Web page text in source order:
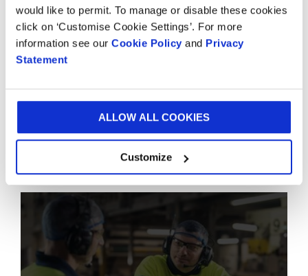
would like to permit. To manage or disable these cookies
click on ‘Customise Cookie Settings’. For more
information see our Cookie Policy and Privacy
Statement
ALLOW ALL COOKIES
Customize